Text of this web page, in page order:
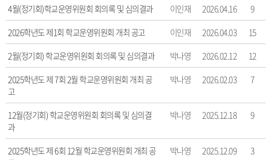
의
게
시
물
번
호,
제
목,
작
성
자,
등
4월(정기회)학교운영위원회 회의록 및 심의결과
이인재 2026.04.16
9
2026학년도 제1회 학교운영위원회 개최 공고
이인재 2026.04.03
15
2월(정기회) 학교운영위원회 회의록 및 심의결과
박나영 2026.02.12
12
2025학년도 제 7회 2월 학교운영위원회 개최 공
고
박나영 2026.02.03 7
12월(정기회) 학교운영위원회 회의록 및 심의결
과
박나영 2025.12.18 9
2025학년도 제 6회 12월 학교운영위원회 개최 공
박나영 2025.12.09 3